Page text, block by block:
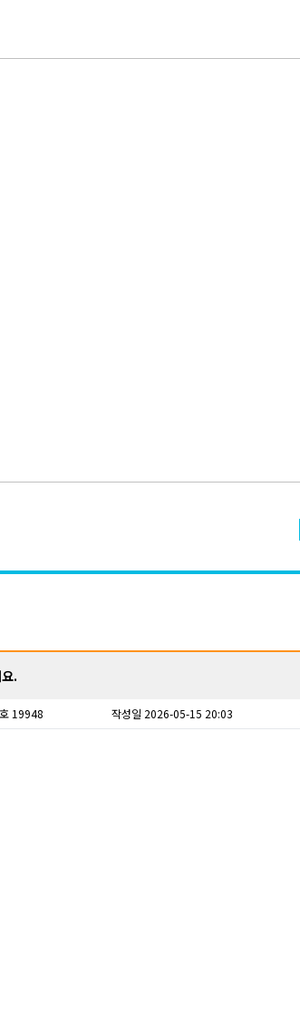
.
19948 작성일 2026-05-15 20:03